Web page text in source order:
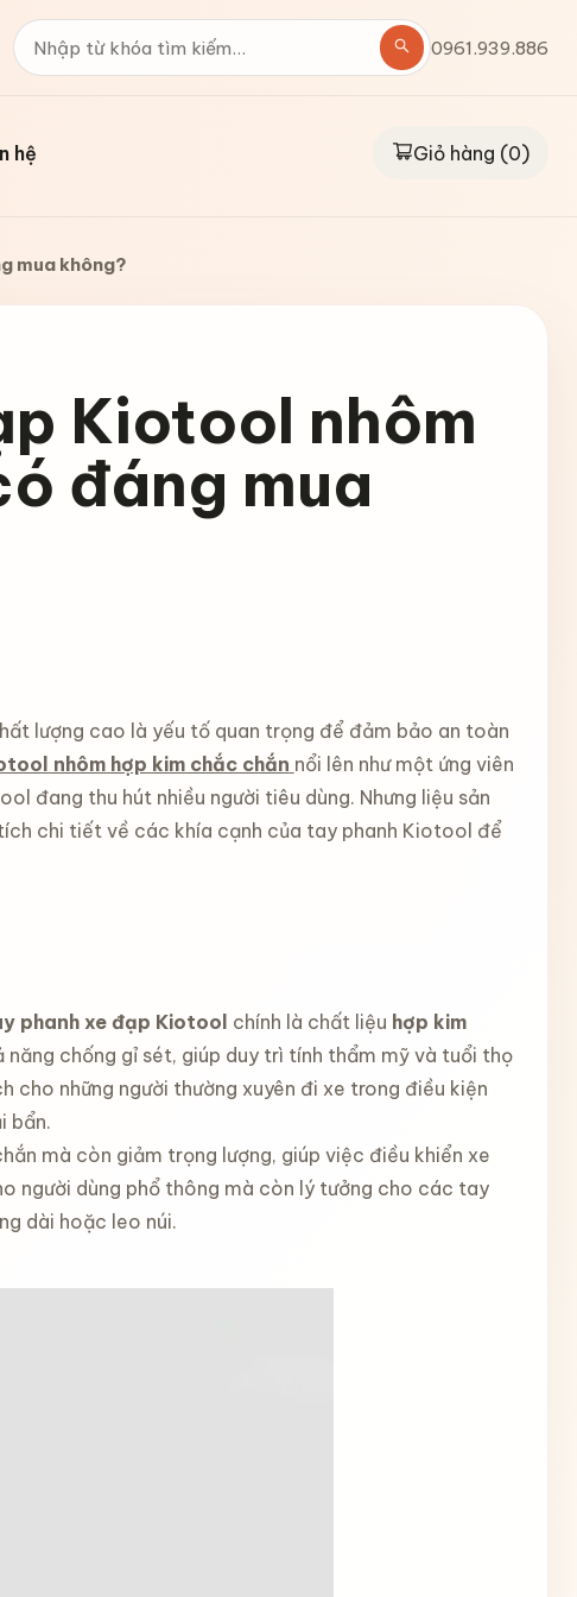
0961.939.886
hệ Giỏ hàng (0)
mua không?
Kiotool nhôm
đáng mua
lượng cao là yếu tố quan trọng để đảm bảo an toàn
nhôm hợp kim chắc chắn nổi lên như một ứng viên
đang thu hút nhiều người tiêu dùng. Nhưng liệu sản
chi tiết về các khía cạnh của tay phanh Kiotool để
phanh xe đạp Kiotool chính là chất liệu hợp kim
chống gỉ sét, giúp duy trì tính thẩm mỹ và tuổi thọ
cho những người thường xuyên đi xe trong điều kiện
bẩn.
mà còn giảm trọng lượng, giúp việc điều khiển xe
người dùng phổ thông mà còn lý tưởng cho các tay
dài hoặc leo núi.